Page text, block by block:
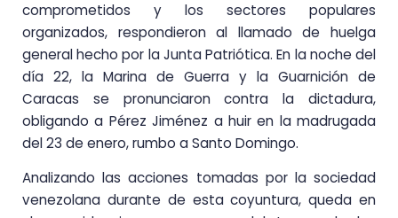
comprometidos y los sectores populares
organizados, respondieron al llamado de huelga
general hecho por la Junta Patriótica. En la noche del
día 22, la Marina de Guerra y la Guarnición de
Caracas se pronunciaron contra la dictadura,
obligando a Pérez Jiménez a huir en la madrugada
del 23 de enero, rumbo a Santo Domingo.
Analizando las acciones tomadas por la sociedad
venezolana durante de esta coyuntura, queda en